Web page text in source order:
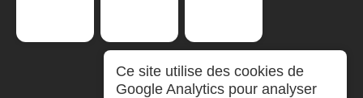
Ce site utilise des cookies de
Google Analytics pour analyser